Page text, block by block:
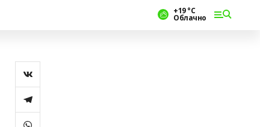
+19 °С
Облачно